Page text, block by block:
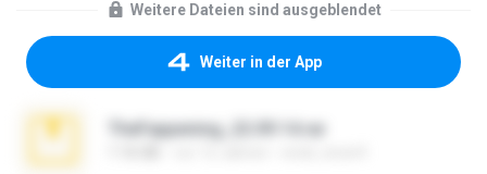
Weitere Dateien sind ausgeblendet
Weiter in der App
TheFappening_22.09.14.rar